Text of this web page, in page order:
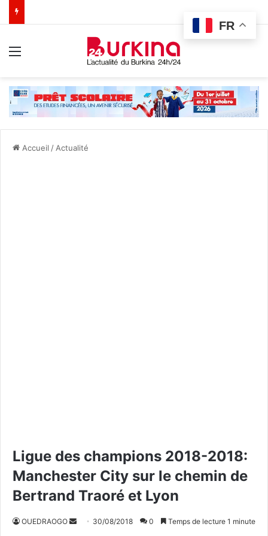
Accueil / Actualité
Ligue des champions 2018-2018:
Manchester City sur le chemin de
Bertrand Traoré et Lyon
OUEDRAOGO 30/08/2018 0 Temps de lecture 1 minute
FR